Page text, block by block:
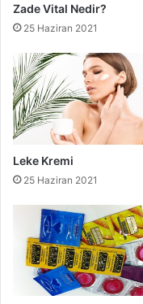
Zade Vital Nedir?
25 Haziran 2021
Leke Kremi
25 Haziran 2021